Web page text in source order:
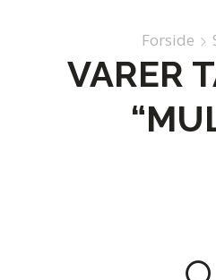
Forside
VARER